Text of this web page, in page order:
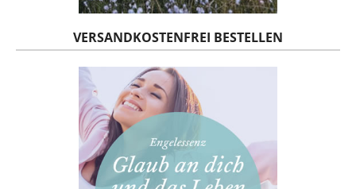
VERSANDKOSTENFREI BESTELLEN